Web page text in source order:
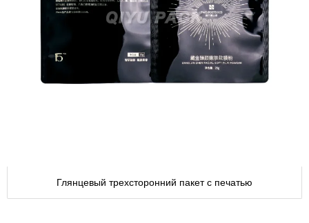
Глянцевый трехсторонний пакет с печатью